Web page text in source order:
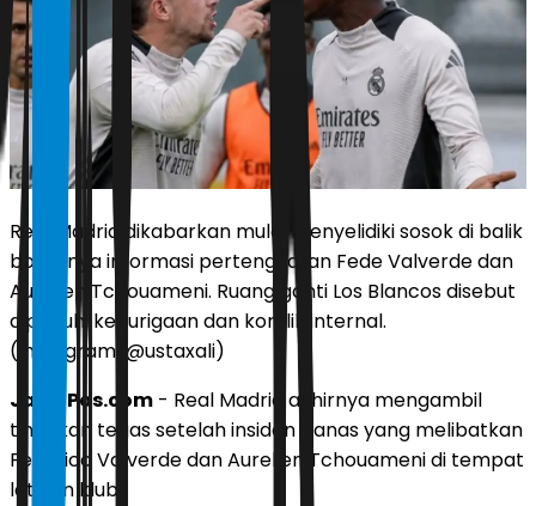
Real Madrid dikabarkan mulai menyelidiki sosok di balik
bocornya informasi pertengkaran Fede Valverde dan
Aurelien Tchouameni. Ruang ganti Los Blancos disebut
dipenuhi kecurigaan dan konflik internal.
(Instagram/@ustaxali)
JawaPos.com - Real Madrid akhirnya mengambil
tindakan tegas setelah insiden panas yang melibatkan
Federico Valverde dan Aurelien Tchouameni di tempat
latihan klub.